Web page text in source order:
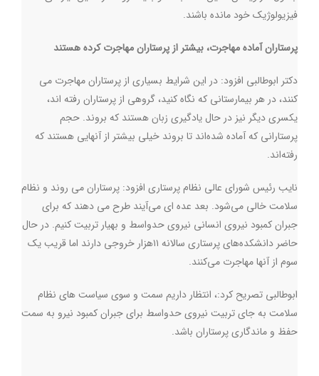
فيزيولوژيك خود مانده باشند.
پرستاران آماده مهاجرت، بیشتر از پرستاران مهاجرت کرده هستند
دکتر ابوطالبی افزود: در این شرایط بسیاری از پرستاران مهاجرت می
کنند، در هر بیمارستانی که نگاه کنید، گروهی از پرستاران رفته اند،
یکسری دیگر نیز در حال یادگیری زبان هستند که بروند. حجم
پرستارانی که آماده شده‌اند تا بروند خیلی بیشتر از آنهایی هستند که
رفته‌اند.
نایب رئیس شورای عالی نظام پرستاری افزود: پرستاران می روند و نظام
سلامت خالی می‌شود. بعد عده ای می‌آیند طرح می دهند که براي
جبران كمبود نيروي انسانی نيروی حدواسط و بهیار تربیت کنیم. در حال
حاضر دانشکده‌های پرستاری سالانه ۱۱هزار خروجی دارند اما قريب یک
سوم از آنها مهاجرت می‌کنند.
ابوطالبی تصریح کرد:، انتظار داریم سمت و سوی سیاست های نظام
سلامت به جای تربيت نيروی حدواسط برای جبران كمبود نيرو به سمت
حفظ و ماندگاری پرستاران باشد.